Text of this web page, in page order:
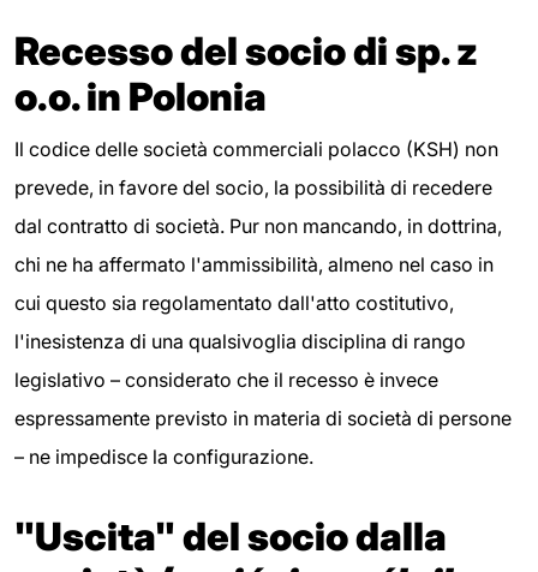
Recesso del socio di sp. z
o.o. in Polonia
Il codice delle società commerciali polacco (KSH) non
prevede, in favore del socio, la possibilità di recedere
dal contratto di società. Pur non mancando, in dottrina,
chi ne ha affermato l'ammissibilità, almeno nel caso in
cui questo sia regolamentato dall'atto costitutivo,
l'inesistenza di una qualsivoglia disciplina di rango
legislativo – considerato che il recesso è invece
espressamente previsto in materia di società di persone
– ne impedisce la configurazione.
"Uscita" del socio dalla